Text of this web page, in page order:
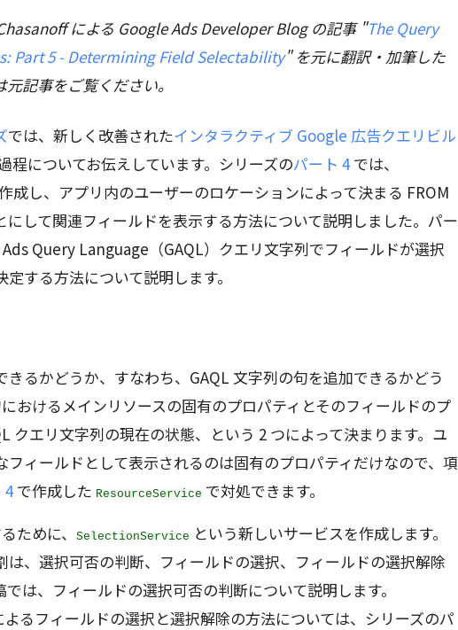
による Google Ads Developer Blog の記事 "The Query
Part 5 - Determining Field Selectability" を元に翻訳・加筆した
記事をご覧ください。
では、新しく改善されたインタラクティブ Google 広告クエリビル
程についてお伝えしています。シリーズのパート 4では、
成し、アプリ内のユーザーのロケーションによって決まる FROM
にして関連フィールドを表示する方法について説明しました。パー
Query Language（GAQL）クエリ文字列でフィールドが選択
する方法について説明します。
きるかどうか、すなわち、GAQL 文字列の句を追加できるかどう
おけるメインリソースの固有のプロパティとそのフィールドのプ
クエリ文字列の現在の状態、という 2 つによって決まります。ユ
フィールドとして表示されるのは固有のプロパティだけなので、項
4で作成した ResourceService で対処できます。
ために、
SelectionService という新しいサービスを作成します。
は、選択可否の判断、フィールドの選択、フィールドの選択解除
は、フィールドの選択可否の判断について説明します。
よるフィールドの選択と選択解除の方法については、シリーズのパ